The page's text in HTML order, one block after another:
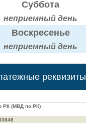
Суббота
неприемный день
Воскресенье
неприемный день
реквизиты
РК (МВД по РК)